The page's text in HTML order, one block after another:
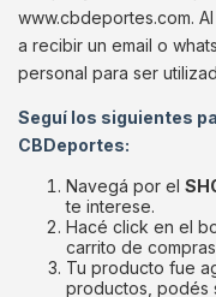
www.cbdeportes.com.
a recibir un email o
personal para ser
Seguí los siguientes
CBDeportes:
Navegá por el
te interese.
Hacé click en el
carrito de
Tu producto fue
productos, podés